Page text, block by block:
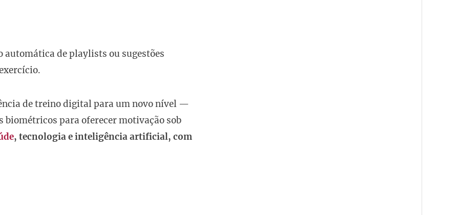
automática de playlists ou sugestões
de treino digital para um novo nível —
biométricos para oferecer motivação sob
, tecnologia e inteligência artificial, com